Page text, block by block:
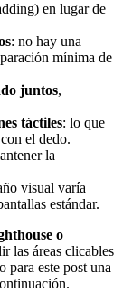
en lugar de
: no hay una
mínima de
juntos,
táctiles: lo que
el dedo.
la
visual varía
estándar.
o
las áreas clicables
para este post una